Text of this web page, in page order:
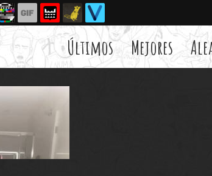
Últimos Mejores